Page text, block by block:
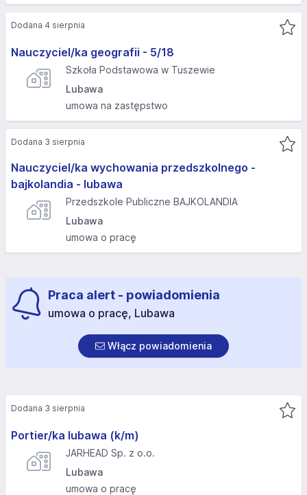
Nauczyciel/ka geografii - 5/18
Szkoła Podstawowa w Tuszewie
Lubawa
umowa na zastępstwo
Dodana 4 sierpnia
Nauczyciel/ka wychowania przedszkolnego -
bajkolandia - lubawa
Przedszkole Publiczne BAJKOLANDIA
Lubawa
umowa o pracę
Dodana 3 sierpnia
Praca alert - powiadomienia
umowa o pracę, Lubawa
Włącz powiadomienia
Portier/ka lubawa (k/m)
JARHEAD Sp. z o.o.
Lubawa
umowa o pracę
Dodana 3 sierpnia